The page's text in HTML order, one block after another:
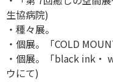
生協病院)
・種々展。
・個展。「COLD
・個展。「black ink・
ウにて)